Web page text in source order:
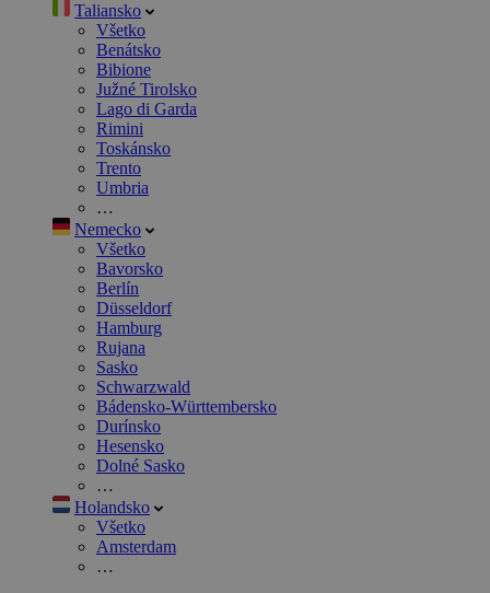
Taliansko
Všetko
Benátsko
Bibione
Južné Tirolsko
Lago di Garda
Rimini
Toskánsko
Trento
Umbria
…
Nemecko
Všetko
Bavorsko
Berlín
Düsseldorf
Hamburg
Rujana
Sasko
Schwarzwald
Bádensko-Württembersko
Durínsko
Hesensko
Dolné Sasko
…
Holandsko
Všetko
Amsterdam
…